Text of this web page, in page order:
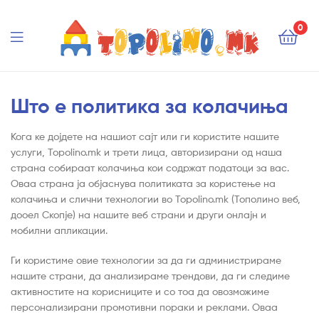
0
Што е политика за колачиња
Кога ке дојдете на нашиот сајт или ги користите нашите
услуги, Topolino.mk и трети лица, авторизирани од наша
страна собираат колачиња кои содржат податоци за вас.
Оваа страна ја објаснува политиката за користење на
колачиња и слични технологии во Topolino.mk (Тополино веб,
дооел Скопје) на нашите веб страни и други онлајн и
мобилни апликации.
Ги користиме овие технологии за да ги администрираме
нашите страни, да анализираме трендови, да ги следиме
активностите на корисниците и со тоа да овозможиме
персонализирани промотивни пораки и реклами. Оваа